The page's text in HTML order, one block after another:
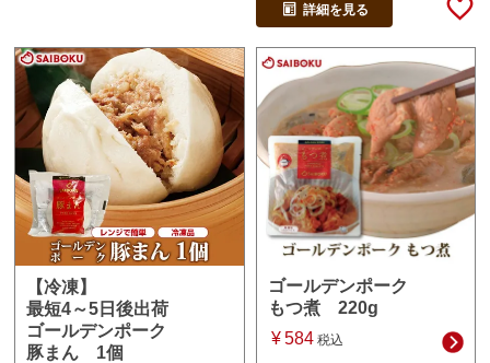
詳細を見る
【冷凍】
最短4～5日後出荷
ゴールデンポーク
豚まん 1個
ゴールデンポーク
もつ煮 220g
¥584 税込